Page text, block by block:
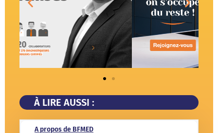
À LIRE AUSSI :
A propos de BFMED